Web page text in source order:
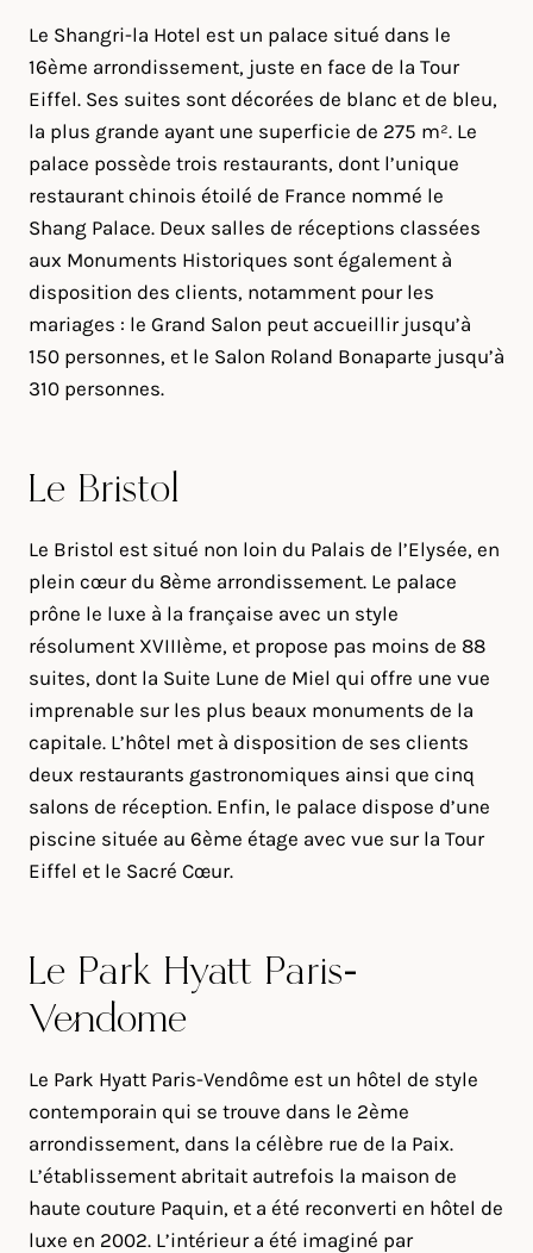
Le Shangri-la Hotel est un palace situé dans le
16ème arrondissement, juste en face de la Tour
Eiffel. Ses suites sont décorées de blanc et de bleu,
la plus grande ayant une superficie de 275 m². Le
palace possède trois restaurants, dont l’unique
restaurant chinois étoilé de France nommé le
Shang Palace. Deux salles de réceptions classées
aux Monuments Historiques sont également à
disposition des clients, notamment pour les
mariages : le Grand Salon peut accueillir jusqu’à
150 personnes, et le Salon Roland Bonaparte jusqu’à
310 personnes.
Le Bristol
Le Bristol est situé non loin du Palais de l’Elysée, en
plein cœur du 8ème arrondissement. Le palace
prône le luxe à la française avec un style
résolument XVIIIème, et propose pas moins de 88
suites, dont la Suite Lune de Miel qui offre une vue
imprenable sur les plus beaux monuments de la
capitale. L’hôtel met à disposition de ses clients
deux restaurants gastronomiques ainsi que cinq
salons de réception. Enfin, le palace dispose d’une
piscine située au 6ème étage avec vue sur la Tour
Eiffel et le Sacré Cœur.
Le Park Hyatt Paris-
Vendôme
Le Park Hyatt Paris-Vendôme est un hôtel de style
contemporain qui se trouve dans le 2ème
arrondissement, dans la célèbre rue de la Paix.
L’établissement abritait autrefois la maison de
haute couture Paquin, et a été reconverti en hôtel de
luxe en 2002. L’intérieur a été imaginé par